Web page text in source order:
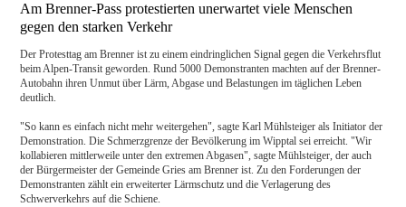
Am Brenner-Pass protestierten unerwartet viele Menschen
gegen den starken Verkehr
Der Protesttag am Brenner ist zu einem eindringlichen Signal gegen die Verkehrsflut
beim Alpen-Transit geworden. Rund 5000 Demonstranten machten auf der Brenner-
Autobahn ihren Unmut über Lärm, Abgase und Belastungen im täglichen Leben
deutlich.
"So kann es einfach nicht mehr weitergehen", sagte Karl Mühlsteiger als Initiator der
Demonstration. Die Schmerzgrenze der Bevölkerung im Wipptal sei erreicht. "Wir
kollabieren mittlerweile unter den extremen Abgasen", sagte Mühlsteiger, der auch
der Bürgermeister der Gemeinde Gries am Brenner ist. Zu den Forderungen der
Demonstranten zählt ein erweiterter Lärmschutz und die Verlagerung des
Schwerverkehrs auf die Schiene.